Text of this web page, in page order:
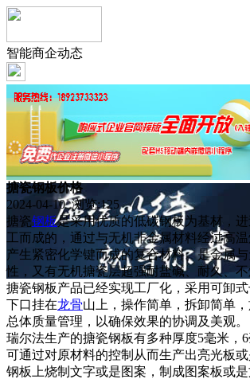
智能商企动态
搪瓷钢板价格
2024-04-10 浏览:125
搪瓷钢板是采用优质的低碳钢板为基材，
工而成的，通过与无机非金属材料经过高
产生紧密化学键而成的复合材料。是金属
性，又有无机搪瓷层超强耐盐碱、耐久、不
搪瓷钢板产品已经实现工厂化，采用可卸
下口挂在龙骨山上，操作简单，拆卸简单
总体质量管理，以确保效果的协调及美观。
瑞尔法生产的搪瓷钢板有多种厚度5毫米，
可通过对原材料的控制从而生产出亮光板
钢板上烧制文字或是图案，制成图案板或